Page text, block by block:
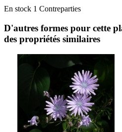
En stock 1 Contreparties
D'autres formes pour cette
des propriétés similaires